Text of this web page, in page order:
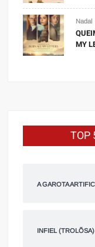
Nadal
MY
A GAROTA
INFIEL (TROLÕSA)